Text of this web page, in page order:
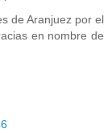
de Aranjuez por el
en nombre de